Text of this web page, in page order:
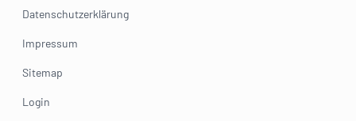
Datenschutzerklärung
Impressum
Sitemap
Login